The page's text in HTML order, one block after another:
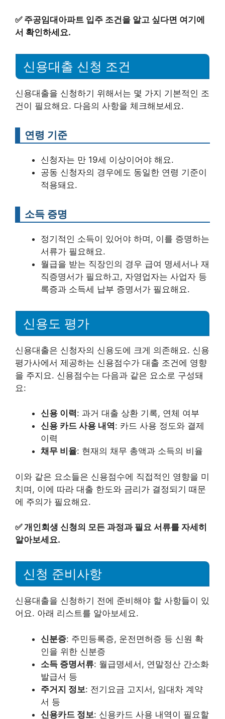
✅ 주공임대아파트 입주 조건을 알고 싶다면 여기에
서 확인하세요.
신용대출 신청 조건
신용대출을 신청하기 위해서는 몇 가지 기본적인 조
건이 필요해요. 다음의 사항을 체크해보세요.
연령 기준
신청자는 만 19세 이상이어야 해요.
공동 신청자의 경우에도 동일한 연령 기준이
적용돼요.
소득 증명
정기적인 소득이 있어야 하며, 이를 증명하는
서류가 필요해요.
월급을 받는 직장인의 경우 급여 명세서나 재
직증명서가 필요하고, 자영업자는 사업자 등
록증과 소득세 납부 증명서가 필요해요.
신용도 평가
신용대출은 신청자의 신용도에 크게 의존해요. 신용
평가사에서 제공하는 신용점수가 대출 조건에 영향
을 주지요. 신용점수는 다음과 같은 요소로 구성돼
요:
신용 이력: 과거 대출 상환 기록, 연체 여부
신용 카드 사용 내역: 카드 사용 정도와 결제
이력
채무 비율: 현재의 채무 총액과 소득의 비율
이와 같은 요소들은 신용점수에 직접적인 영향을 미
치며, 이에 따라 대출 한도와 금리가 결정되기 때문
에 주의가 필요해요.
✅개인회생 신청의 모든 과정과 필요 서류를 자세히
알아보세요.
신청 준비사항
신용대출을 신청하기 전에 준비해야 할 사항들이 있
어요. 아래 리스트를 알아보세요.
신분증: 주민등록증, 운전면허증 등 신원 확
인을 위한 신분증
소득 증명서류: 월급명세서, 연말정산 간소화
발급서 등
주거지 정보: 전기요금 고지서, 임대차 계약
서 등
신용카드 정보: 신용카드 사용 내역이 필요할